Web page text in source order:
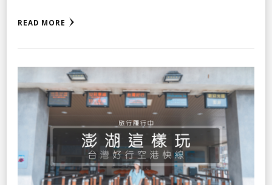
READ MORE